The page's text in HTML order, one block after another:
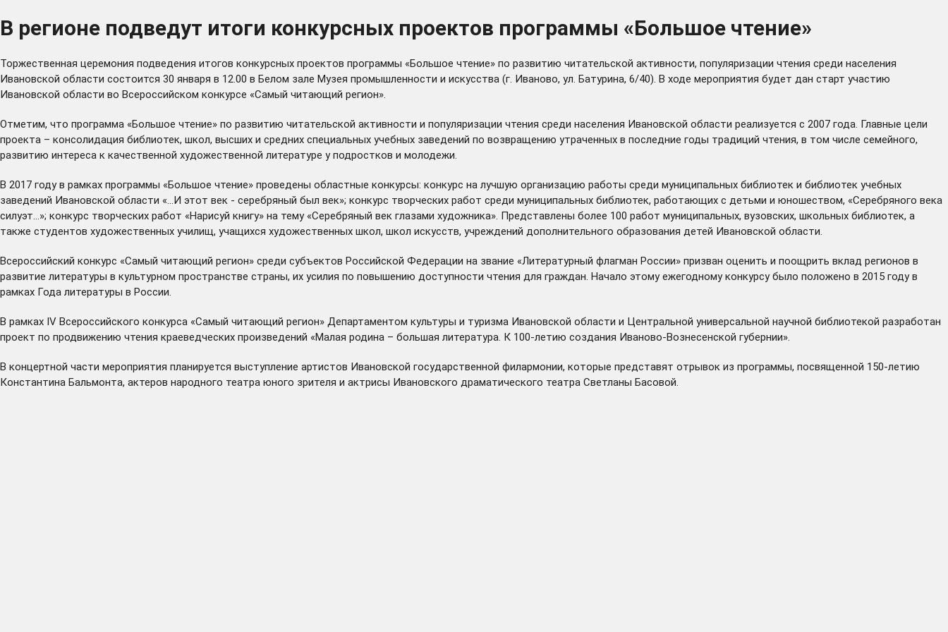
В регионе подведут итоги конкурсных проектов программы «Большое чтение»
Торжественная церемония подведения итогов конкурсных проектов программы «Большое чтение» по развитию читательской активности, популяризации чтения среди населения
Ивановской области состоится 30 января в 12.00 в Белом зале Музея промышленности и искусства (г. Иваново, ул. Батурина, 6/40). В ходе мероприятия будет дан старт участию
Ивановской области во Всероссийском конкурсе «Самый читающий регион».
Отметим, что программа «Большое чтение» по развитию читательской активности и популяризации чтения среди населения Ивановской области реализуется с 2007 года. Главные цели
проекта – консолидация библиотек, школ, высших и средних специальных учебных заведений по возвращению утраченных в последние годы традиций чтения, в том числе семейного,
развитию интереса к качественной художественной литературе у подростков и молодежи.
В 2017 году в рамках программы «Большое чтение» проведены областные конкурсы: конкурс на лучшую организацию работы среди муниципальных библиотек и библиотек учебных
заведений Ивановской области «...И этот век - серебряный был век»; конкурс творческих работ среди муниципальных библиотек, работающих с детьми и юношеством, «Серебряного века
силуэт...»; конкурс творческих работ «Нарисуй книгу» на тему «Серебряный век глазами художника». Представлены более 100 работ муниципальных, вузовских, школьных библиотек, а
также студентов художественных училищ, учащихся художественных школ, школ искусств, учреждений дополнительного образования детей Ивановской области.
Всероссийский конкурс «Самый читающий регион» среди субъектов Российской Федерации на звание «Литературный флагман России» призван оценить и поощрить вклад регионов в
развитие литературы в культурном пространстве страны, их усилия по повышению доступности чтения для граждан. Начало этому ежегодному конкурсу было положено в 2015 году в
рамках Года литературы в России.
В рамках IV Всероссийского конкурса «Самый читающий регион» Департаментом культуры и туризма Ивановской области и Центральной универсальной научной библиотекой разработан
проект по продвижению чтения краеведческих произведений «Малая родина – большая литература. К 100-летию создания Иваново-Вознесенской губернии».
В концертной части мероприятия планируется выступление артистов Ивановской государственной филармонии, которые представят отрывок из программы, посвященной 150-летию
Константина Бальмонта, актеров народного театра юного зрителя и актрисы Ивановского драматического театра Светланы Басовой.